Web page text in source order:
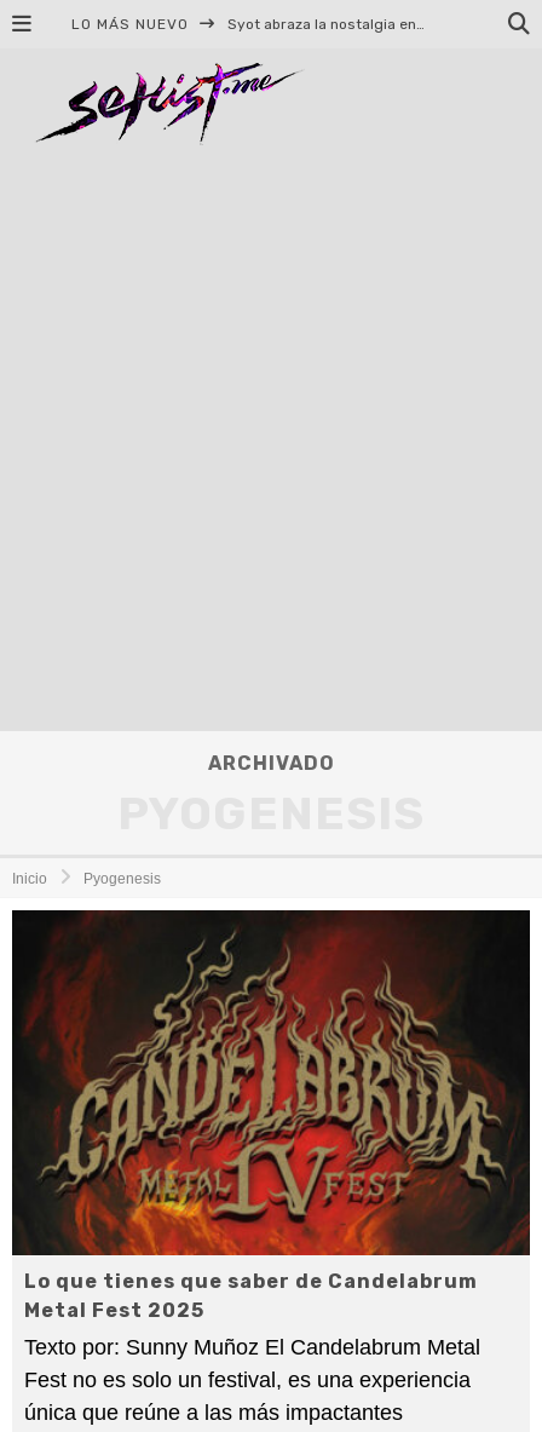
LO MÁS NUEVO Syot abraza la nostalgia en «Blame», el primer adelanto de su EP debut
ARCHIVADO
Inicio Pyogenesis
Lo que tienes que saber de Candelabrum
Metal Fest 2025
Texto por: Sunny Muñoz El Candelabrum Metal
Fest no es solo un festival, es una experiencia
única que reúne a las más impactantes